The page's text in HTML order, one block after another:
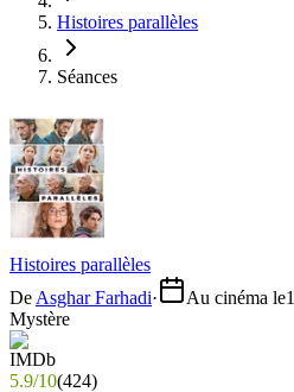
Histoires parallèles
Séances
Histoires parallèles
De Asghar Farhadi· Au cinéma le
Mystère
5.9/10(424)